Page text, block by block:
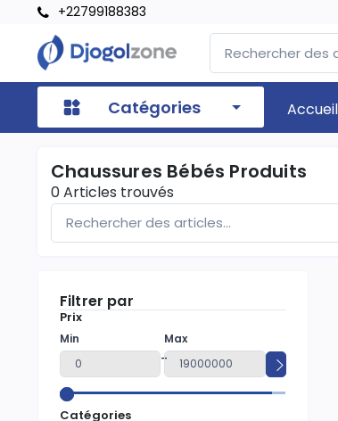
+22799188383
Catégories Accueil
Chaussures Bébés Produits
0Articles trouvés
Filtrer par
Prix
Min
-
Max
Catégories